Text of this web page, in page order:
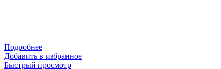
Подробнее
Добавить в избранное
Быстрый просмотр